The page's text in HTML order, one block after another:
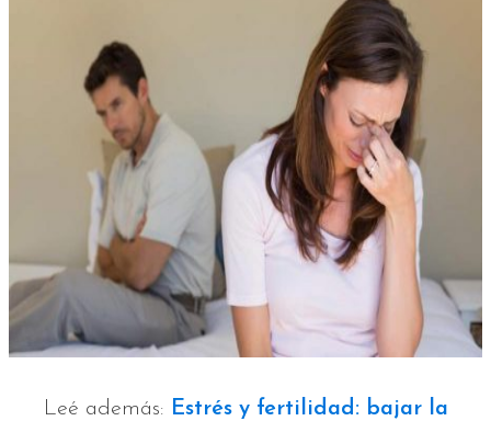
Leé además: Estrés y fertilidad: bajar la